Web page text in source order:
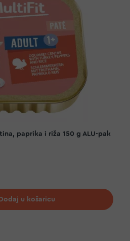
paprika i riža 150 g ALU-pak
želja
Dodaj u košaricu